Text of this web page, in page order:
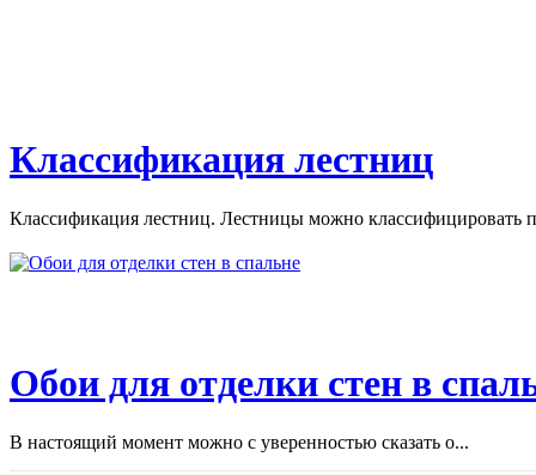
Классификация лестниц
Классификация лестниц. Лестницы можно классифицировать
Обои для отделки стен в
В настоящий момент можно с уверенностью сказать о...